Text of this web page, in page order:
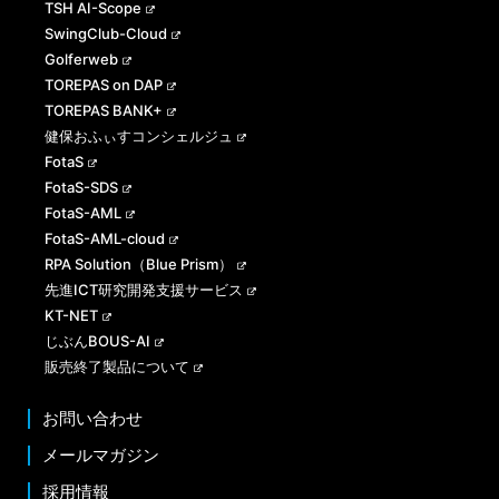
TSH AI-Scope
SwingClub-Cloud
Golferweb
TOREPAS on DAP
TOREPAS BANK+
健保おふぃすコンシェルジュ
FotaS
FotaS-SDS
FotaS-AML
FotaS-AML-cloud
RPA Solution（Blue Prism）
先進ICT研究開発支援サービス
KT-NET
じぶんBOUS-AI
販売終了製品について
お問い合わせ
メールマガジン
採用情報